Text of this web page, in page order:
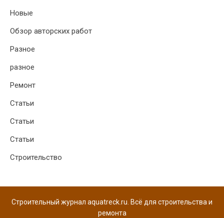
Новые
Обзор авторских работ
Разное
разное
Ремонт
Статьи
Статьи
Статьи
Строительство
Строительный журнал aquatreck.ru. Всё для строительства и
ремонта